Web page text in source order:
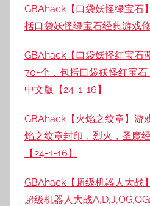
GBAhack【口袋妖怪绿宝石
括口袋妖怪绿宝石经典游戏
GBAhack【口袋妖怪红宝石
70+个，包括口袋妖怪红宝
中文版【24-1-16】
GBAhack【火焰之纹章】游
焰之纹章封印，烈火，圣魔
【24-1-16】
GBAhack【超级机器人大战
超级机器人大战